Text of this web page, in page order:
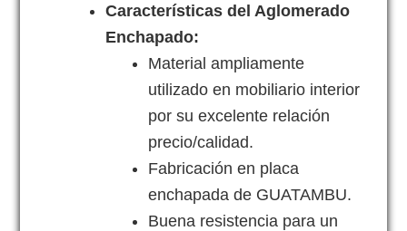
Características del Aglomerado
Enchapado:
Material ampliamente
utilizado en mobiliario interior
por su excelente relación
precio/calidad.
Fabricación en placa
enchapada de GUATAMBU.
Buena resistencia para un